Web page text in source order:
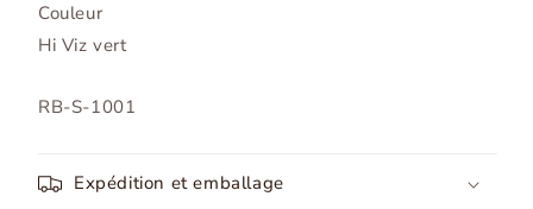
Couleur
Hi Viz vert
SKU:
RB-S-1001
Expédition et emballage